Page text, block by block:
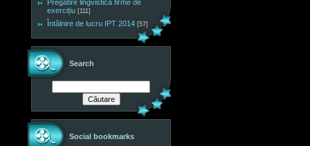
Pregătire lingvistică firme de
exercițiu [111]
Întâlnire de lucru IPT 2014 [57]
Search
Social bookmarks